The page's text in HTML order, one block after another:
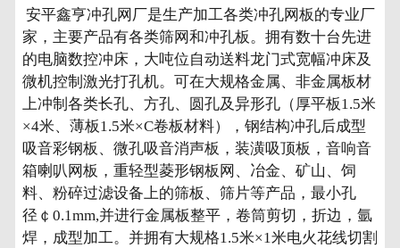
安平鑫亨冲孔网厂是生产加工各类冲孔网板的专业厂
家，主要产品有各类筛网和冲孔板。拥有数十台先进
的电脑数控冲床，大吨位自动送料龙门式宽幅冲床及
微机控制激光打孔机。可在大规格金属、非金属板材
上冲制各类长孔、方孔、圆孔及异形孔（厚平板1.5米
×4米、薄板1.5米×C卷板材料），钢结构冲孔后成型
吸音彩钢板、微孔吸音消声板，装潢吸顶板，音响音
箱喇叭网板，重轻型菱形钢板网、冶金、矿山、饲
料、粉碎过滤设备上的筛板、筛片等产品，最小孔
径￠0.1mm,并进行金属板整平，卷筒剪切，折边，氩
焊，成型加工。并拥有大规格1.5米×1米电火花线切割